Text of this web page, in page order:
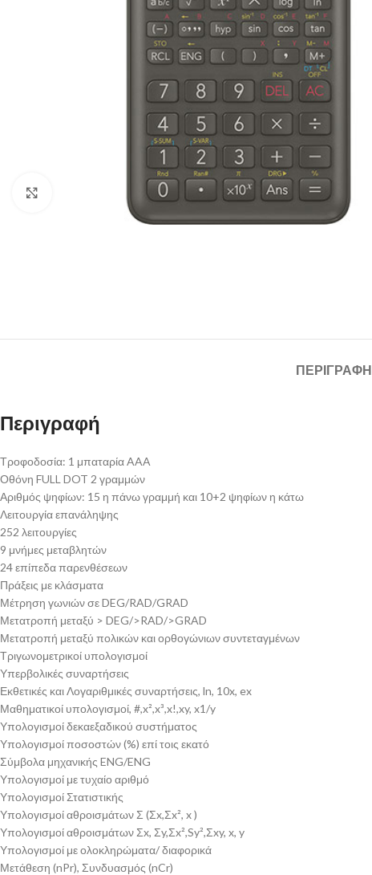
ΠΕΡΙΓΡΑΦΉ
Περιγραφή
Τροφοδοσία: 1 μπαταρία AAA
Οθόνη FULL DOT 2 γραμμών
Αριθμός ψηφίων: 15 η πάνω γραμμή και 10+2 ψηφίων η κάτω
Λειτουργία επανάληψης
252 λειτουργίες
9 μνήμες μεταβλητών
24 επίπεδα παρενθέσεων
Πράξεις με κλάσματα
Μέτρηση γωνιών σε DEG/RAD/GRAD
Μετατροπή μεταξύ > DEG/>RAD/>GRAD
Μετατροπή μεταξύ πολικών και ορθογώνιων συντεταγμένων
Τριγωνομετρικοί υπολογισμοί
Υπερβολικές συναρτήσεις
Εκθετικές και Λογαριθμικές συναρτήσεις, ln, 10x, ex
Μαθηματικοί υπολογισμοί, #,x²,x³,x!,xy, x1/y
Υπολογισμοί δεκαεξαδικού συστήματος
Υπολογισμοί ποσοστών (%) επί τοις εκατό
Σύμβολα μηχανικής ENG/ENG
Υπολογισμοί με τυχαίο αριθμό
Υπολογισμοί Στατιστικής
Υπολογισμοί αθροισμάτων Σ (Σx,Σx², x )
Υπολογισμοί αθροισμάτων Σx, Σy,Σx²,Sy²,Σxy, x, y
Υπολογισμοί με ολοκληρώματα/ διαφορικά
Μετάθεση (nPr), Συνδυασμός (nCr)